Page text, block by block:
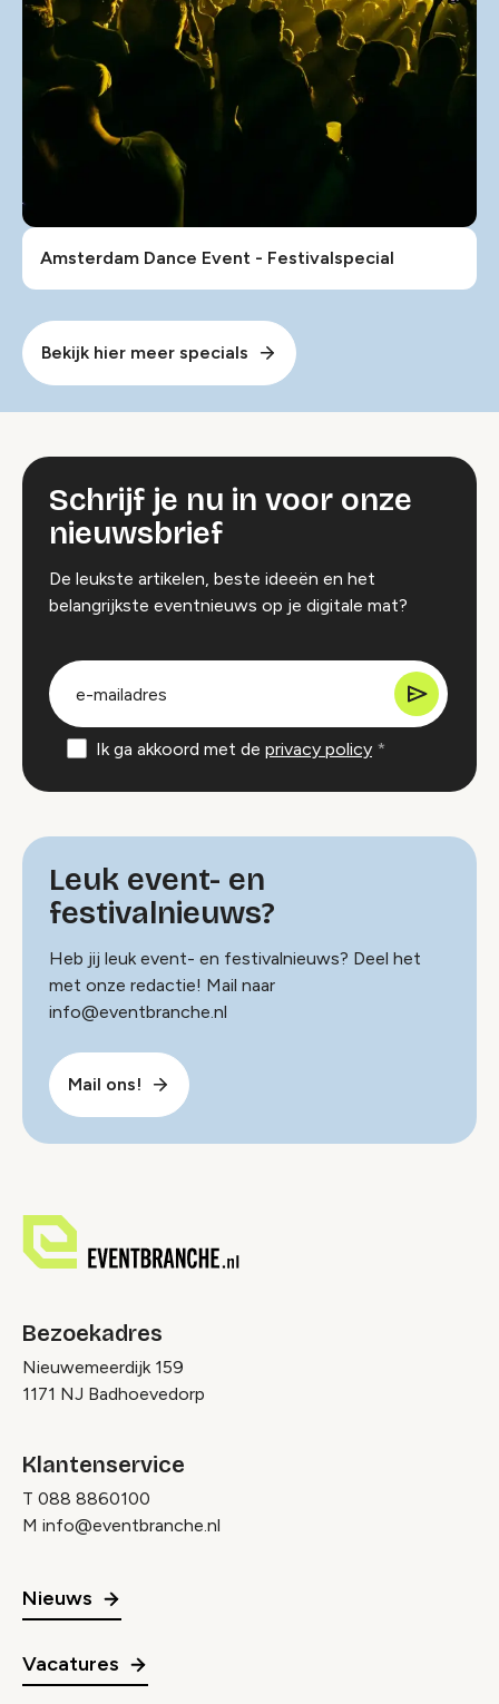
Amsterdam Dance Event - Festivalspecial
Bekijk hier meer specials
Schrijf je nu in voor onze
nieuwsbrief
De leukste artikelen, beste ideeën en het
belangrijkste eventnieuws op je digitale mat?
groep
Ik ga akkoord met de privacy policy
Leuk event- en
festivalnieuws?
Heb jij leuk event- en festivalnieuws? Deel het
met onze redactie! Mail naar
info@eventbranche.nl
Mail ons!
Bezoekadres
Nieuwemeerdijk 159
1171 NJ Badhoevedorp
Klantenservice
T 088 8860100
M info@eventbranche.nl
Nieuws
Vacatures